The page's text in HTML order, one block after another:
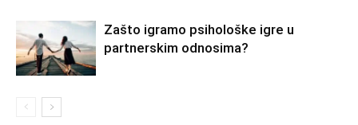
Zašto igramo psihološke igre u
partnerskim odnosima?